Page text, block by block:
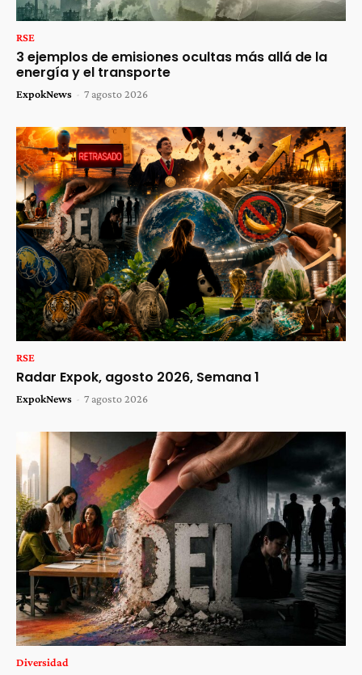
RSE
3 ejemplos de emisiones ocultas más allá de la
energía y el transporte
ExpokNews - 7 agosto 2026
RSE
Radar Expok, agosto 2026, Semana 1
ExpokNews - 7 agosto 2026
Diversidad